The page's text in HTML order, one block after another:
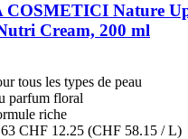
COSMETICI Nature
Cream, 200 ml
tous les types de peau
parfum floral
riche
CHF 12.25 (CHF 58.15 / L)